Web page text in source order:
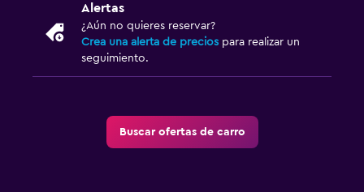
Alertas
¿Aún no quieres reservar?
Crea una alerta de precios para realizar un
seguimiento.
Buscar ofertas de carro